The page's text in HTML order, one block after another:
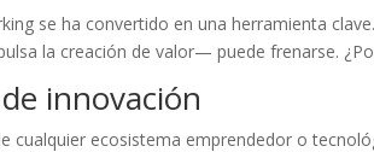
se ha convertido en una herramienta
la creación de valor— puede frenarse.
innovación
ecosistema emprendedor o